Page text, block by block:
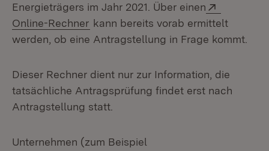
Energieträgers im Jahr 2021. Über einen
Online-Rechner (Öffnet in neuem Fenster)
kann bereits vorab ermittelt
werden, ob eine Antragstellung in Frage kommt.
Dieser Rechner dient nur zur Information, die
tatsächliche Antragsprüfung findet erst nach
Antragstellung statt.
Unternehmen (zum Beispiel